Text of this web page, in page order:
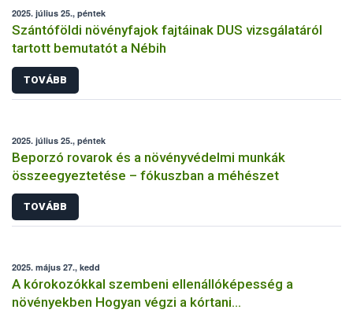
2025. július 25., péntek
Szántóföldi növényfajok fajtáinak DUS vizsgálatáról
tartott bemutatót a Nébih
TOVÁBB
2025. július 25., péntek
Beporzó rovarok és a növényvédelmi munkák
összeegyeztetése – fókuszban a méhészet
TOVÁBB
2025. május 27., kedd
A kórokozókkal szembeni ellenállóképesség a
növényekben Hogyan végzi a kórtani